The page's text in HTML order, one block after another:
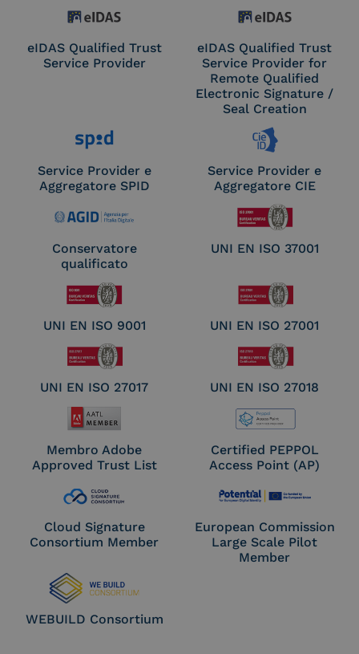
eIDAS Qualified Trust
Service Provider
eIDAS Qualified Trust
Service Provider for
Remote Qualified
Electronic Signature /
Seal Creation
Service Provider e
Aggregatore SPID
Service Provider e
Aggregatore CIE
Conservatore
qualificato
UNI EN ISO 37001
UNI EN ISO 9001 UNI EN ISO 27001
UNI EN ISO 27017 UNI EN ISO 27018
Membro Adobe
Approved Trust List
Certified PEPPOL
Access Point (AP)
Cloud Signature
Consortium Member
European Commission
Large Scale Pilot
Member
WEBUILD Consortium